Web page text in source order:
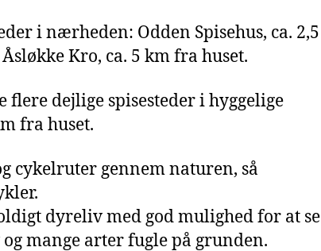
i nærheden: Odden Spisehus, ca. 2,5
Kro, ca. 5 km fra huset.
flere dejlige spisesteder i hyggelige
fra huset.
cykelruter gennem naturen, så
dyreliv med god mulighed for at se
mange arter fugle på grunden.